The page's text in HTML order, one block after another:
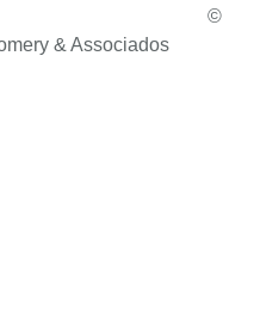
& Associados